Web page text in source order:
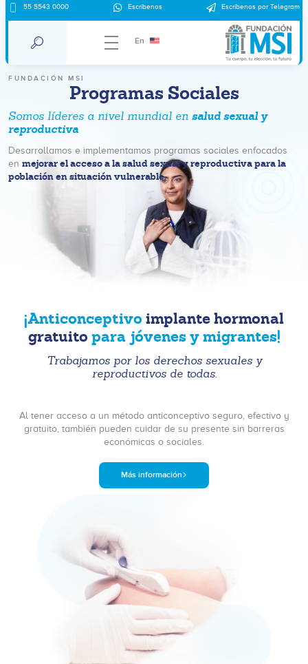
55 5543 0000 Escríbenos Escríbenos por Telegram
En
FUNDACIÓN MSI
Programas Sociales
Somos líderes a nivel mundial en salud sexual y
reproductiva
Desarrollamos e implementamos programas sociales enfocados
en mejorar el acceso a la salud sexual y reproductiva para la
población en situación vulnerable.
¡Anticonceptivoimplante hormonal
gratuitopara jóvenes y migrantes!
Trabajamos por los derechos sexuales y
reproductivos de todas.
Al tener acceso a un método anticonceptivo seguro, efectivo y
gratuito, también pueden cuidar de su presente sin barreras
económicas o sociales.
Más información